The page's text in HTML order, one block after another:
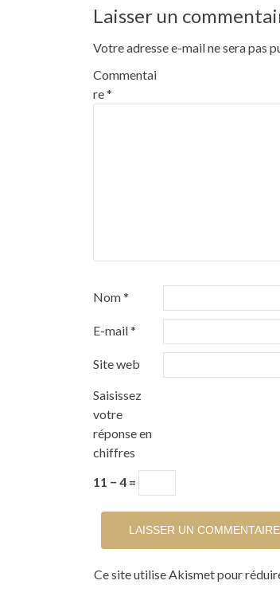
Laisser un
Votre adresse e-mail ne sera pas
Commentai
re*
Nom*
E-mail*
Site web
Saisissez
votre
réponse en
chiffres
11 − 4 =
Ce site utilise Akismet pour